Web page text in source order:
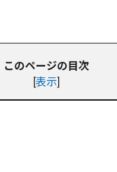
このページの目次
[表示]